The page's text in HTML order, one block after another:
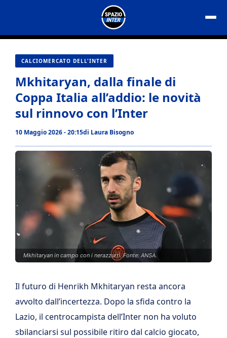
contenuto
CALCIOMERCATO DELL'INTER
Mkhitaryan, dalla finale di
Coppa Italia all’addio: le novità
sul rinnovo con l’Inter
10 Maggio 2026 - 20:15di Laura Bisogno
Mkhitaryan in campo con i nerazzurri. Fonte: ANSA.
Il futuro di Henrikh Mkhitaryan resta ancora
avvolto dall’incertezza. Dopo la sfida contro la
Lazio, il centrocampista dell’Inter non ha voluto
sbilanciarsi sul possibile ritiro dal calcio giocato,